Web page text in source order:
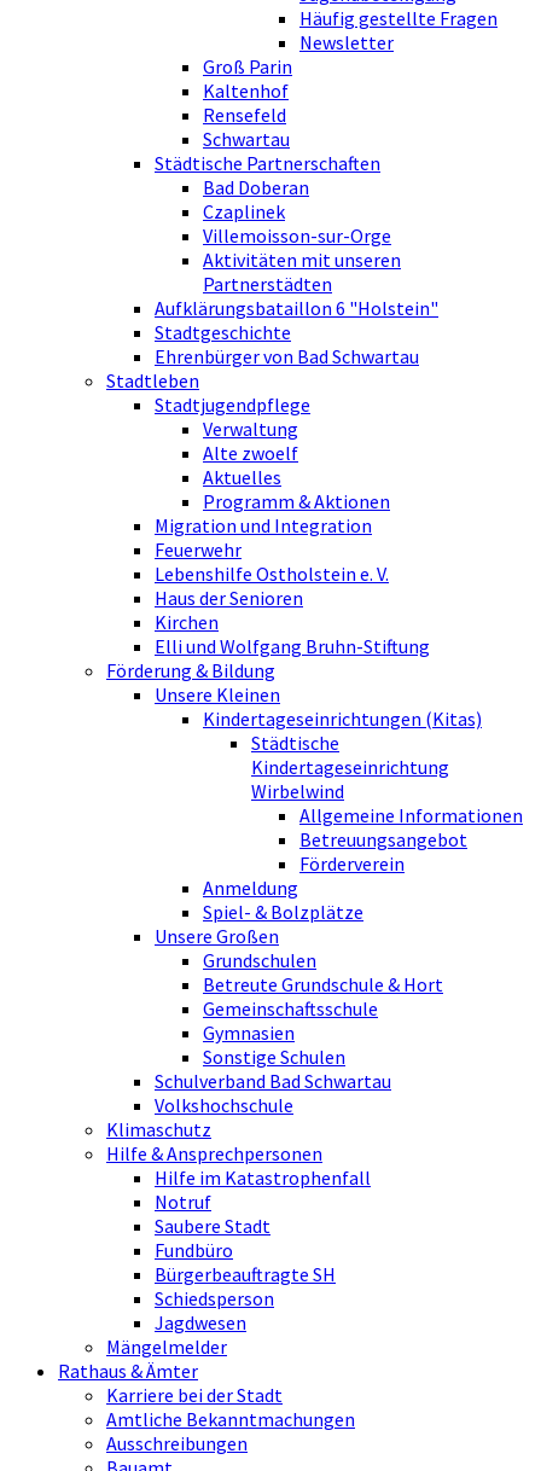
Häufig gestellte Fragen
Newsletter
Groß Parin
Kaltenhof
Rensefeld
Schwartau
Städtische Partnerschaften
Bad Doberan
Czaplinek
Villemoisson-sur-Orge
Aktivitäten mit unseren
Partnerstädten
Aufklärungsbataillon 6 "Holstein"
Stadtgeschichte
Ehrenbürger von Bad Schwartau
Stadtleben
Stadtjugendpflege
Verwaltung
Alte zwoelf
Aktuelles
Programm & Aktionen
Migration und Integration
Feuerwehr
Lebenshilfe Ostholstein e. V.
Haus der Senioren
Kirchen
Elli und Wolfgang Bruhn-Stiftung
Förderung & Bildung
Unsere Kleinen
Kindertageseinrichtungen (Kitas)
Städtische
Kindertageseinrichtung
Wirbelwind
Allgemeine Informationen
Betreuungsangebot
Förderverein
Anmeldung
Spiel- & Bolzplätze
Unsere Großen
Grundschulen
Betreute Grundschule & Hort
Gemeinschaftsschule
Gymnasien
Sonstige Schulen
Schulverband Bad Schwartau
Volkshochschule
Klimaschutz
Hilfe & Ansprechpersonen
Hilfe im Katastrophenfall
Notruf
Saubere Stadt
Fundbüro
Bürgerbeauftragte SH
Schiedsperson
Jagdwesen
Mängelmelder
Rathaus & Ämter
Karriere bei der Stadt
Amtliche Bekanntmachungen
Ausschreibungen